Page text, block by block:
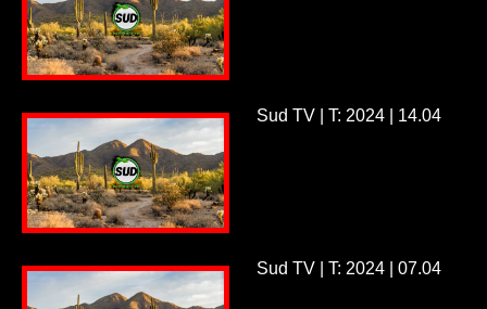
Sud TV | T: 2024 | 14.04
Sud TV | T: 2024 | 07.04